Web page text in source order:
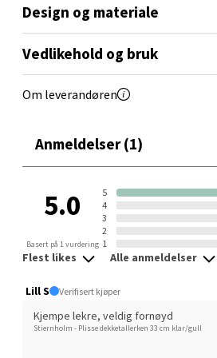
Design og materiale
Vedlikehold og bruk
Om leverandøren
Anmeldelser (1)
5.0
Basert på 1 vurdering
5
4
3
2
1
Flest likes Alle anmeldelser
Lill S Verifisert kjøper
Kjempe lekre, veldig fornøyd
Stiernholm - Plisse dekketallerken 33 cm klar/gull
Orkanger
0 i butikk
Brodtkorbsgate 7, 1338 Sandvika
Åpent i dag 10-21
6 i butikk